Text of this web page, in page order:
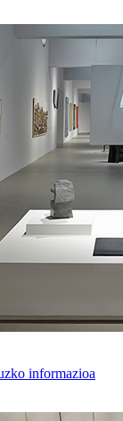
informazioa